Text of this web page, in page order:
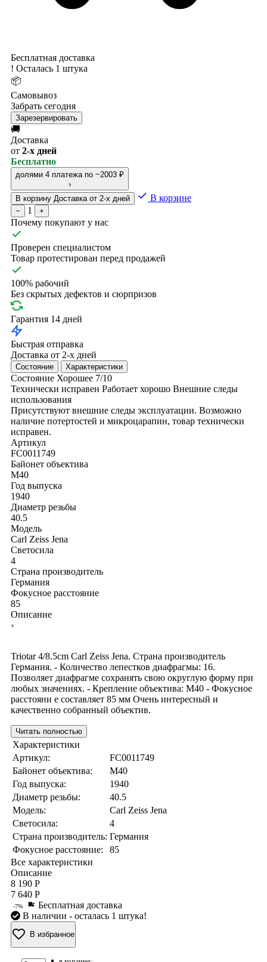
Бесплатная доставка
! Осталась 1 штука
📦
Самовывоз
Забрать сегодня
Зарезервировать
🚚
Доставка
от 2-х дней
Бесплатно
долями 4 платежа по ~2003 ₽
›
В корзину Доставка от 2-х дней В корзине
− 1 +
Почему покупают у нас
Проверен специалистом
Товар протестирован перед продажей
100% рабочий
Без скрытых дефектов и сюрпризов
Гарантия 14 дней
Быстрая отправка
Доставка от 2-х дней
Состояние Характеристики
Состояние Хорошее 7/10
Технически исправен Работает хорошо Внешние следы
использования
Присутствуют внешние следы эксплуатации. Возможно
наличие потертостей и микроцарапин, товар технически
исправен.
Артикул
FC0011749
Байонет объектива
М40
Год выпуска
1940
Диаметр резьбы
40.5
Модель
Carl Zeiss Jena
Светосила
4
Страна производитель
Германия
Фокусное расстояние
85
Описание
›
Triotar 4/8.5cm Carl Zeiss Jena. Страна производитель
Германия. - Количество лепестков диафрагмы: 16.
Позволяет диафрагме сохранять свою округлую форму при
любых значениях. - Крепление объектива: М40 - Фокусное
расстояни е составляет 85 мм Очень интересный и
качественно собранный объектив.
Читать полностью
Характеристики
Артикул:
FC0011749
Байонет объектива:
М40
Год выпуска:
1940
Диаметр резьбы:
40.5
Модель:
Carl Zeiss Jena
Светосила:
4
Страна производитель: Германия
Фокусное расстояние:
85
Все характеристики
Описание
8 190 Р
7 640 Р
-7%
Бесплатная доставка
В наличии - осталась 1 штука!
В избранное